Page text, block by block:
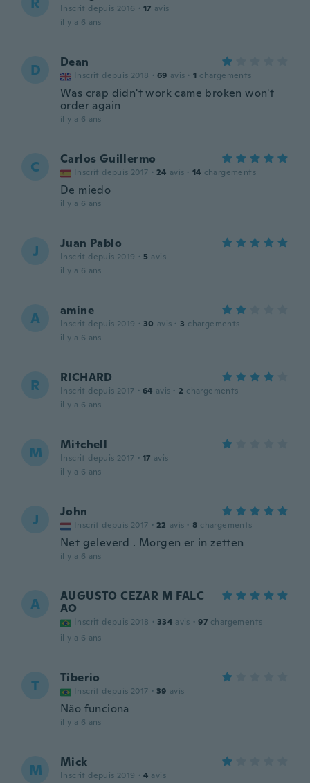
Inscrit depuis 2016 · 17 avis
il y a 6 ans
D Dean
Inscrit depuis 2018 · 69 avis · 1 chargements
Was crap didn't work came broken won't
order again
il y a 6 ans
C Carlos Guillermo
Inscrit depuis 2017 · 24 avis · 14 chargements
De miedo
il y a 6 ans
J Juan Pablo
Inscrit depuis 2019 · 5 avis
il y a 6 ans
A amine
Inscrit depuis 2019 · 30 avis · 3 chargements
il y a 6 ans
R RICHARD
Inscrit depuis 2017 · 64 avis · 2 chargements
il y a 6 ans
M Mitchell
Inscrit depuis 2017 · 17 avis
il y a 6 ans
J John
Inscrit depuis 2017 · 22 avis · 8 chargements
Net geleverd . Morgen er in zetten
il y a 6 ans
A
AUGUSTO CEZAR M FALC
AO
Inscrit depuis 2018 · 334 avis · 97 chargements
il y a 6 ans
T Tiberio
Inscrit depuis 2017 · 39 avis
Não funciona
il y a 6 ans
M Mick
Inscrit depuis 2019 · 4 avis